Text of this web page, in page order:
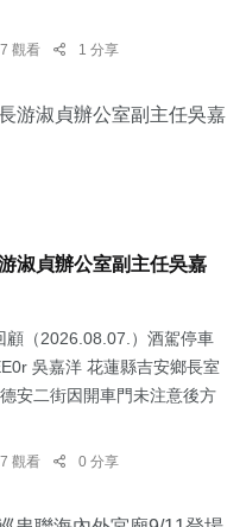
觀看 1 分享
淑貞辦公室副主任吳嘉
顧（2026.08.07.）酒駕停車
吳嘉洋 花蓮縣吉安鄉長室
安二街因開車門未注意後方
觀看 0 分享